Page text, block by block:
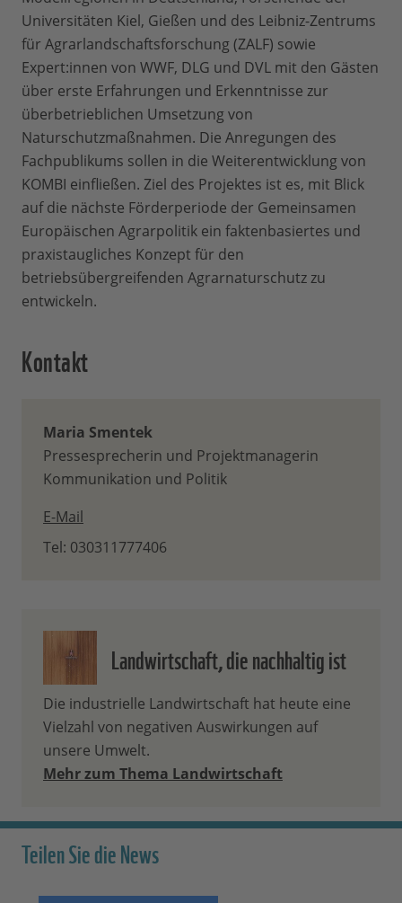
Universitäten Kiel, Gießen und des Leibniz-Zentrums
für Agrarlandschaftsforschung (ZALF) sowie
Expert:innen von WWF, DLG und DVL mit den Gästen
über erste Erfahrungen und Erkenntnisse zur
überbetrieblichen Umsetzung von
Naturschutzmaßnahmen. Die Anregungen des
Fachpublikums sollen in die Weiterentwicklung von
KOMBI einfließen. Ziel des Projektes ist es, mit Blick
auf die nächste Förderperiode der Gemeinsamen
Europäischen Agrarpolitik ein faktenbasiertes und
praxistaugliches Konzept für den
betriebsübergreifenden Agrarnaturschutz zu
entwickeln.
Kontakt
Maria Smentek
Pressesprecherin und Projektmanagerin
Kommunikation und Politik
E-Mail
Tel: 030311777406
Landwirtschaft, die nachhaltig ist
Die industrielle Landwirtschaft hat heute eine
Vielzahl von negativen Auswirkungen auf
unsere Umwelt.
Mehr zum Thema Landwirtschaft
Teilen Sie die News